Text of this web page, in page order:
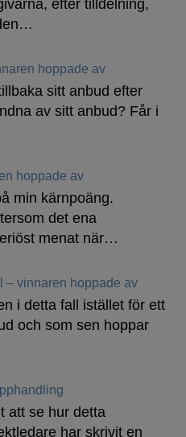
efter tilldelning,
hoppade av
sitt anbud efter
av sitt anbud? Får i
hoppade av
min kärnpoäng.
det ena
menat när…
– vinnaren hoppade av
i detta fall istället för ett
och som sen hoppar
att se hur detta
har skrivit en